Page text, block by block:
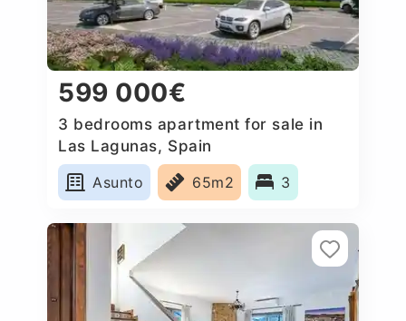
599 000€
3 bedrooms apartment for sale in
Las Lagunas, Spain
Asunto
65m2 3